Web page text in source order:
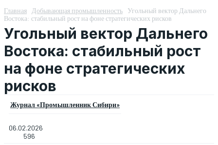
Главная Добывающая промышленность
Угольный вектор Дальнего
Востока: стабильный рост на фоне стратегических рисков
Угольный вектор Дальнего
Востока: стабильный рост
на фоне стратегических
рисков
Журнал «Промышленник Сибири»
06.02.2026
596